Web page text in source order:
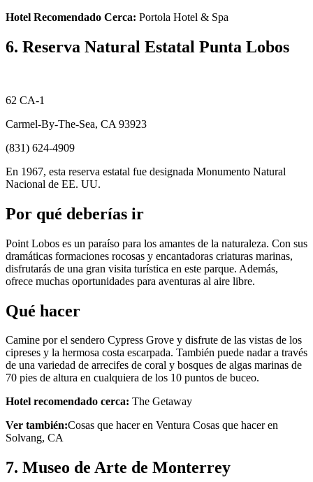
Hotel Recomendado Cerca: Portola Hotel & Spa
6. Reserva Natural Estatal Punta Lobos
62 CA-1
Carmel-By-The-Sea, CA 93923
(831) 624-4909
En 1967, esta reserva estatal fue designada Monumento Natural
Nacional de EE. UU.
Por qué deberías ir
Point Lobos es un paraíso para los amantes de la naturaleza. Con sus
dramáticas formaciones rocosas y encantadoras criaturas marinas,
disfrutarás de una gran visita turística en este parque. Además,
ofrece muchas oportunidades para aventuras al aire libre.
Qué hacer
Camine por el sendero Cypress Grove y disfrute de las vistas de los
cipreses y la hermosa costa escarpada. También puede nadar a través
de una variedad de arrecifes de coral y bosques de algas marinas de
70 pies de altura en cualquiera de los 10 puntos de buceo.
Hotel recomendado cerca: The Getaway
Ver también:Cosas que hacer en Ventura Cosas que hacer en
Solvang, CA
7. Museo de Arte de Monterrey